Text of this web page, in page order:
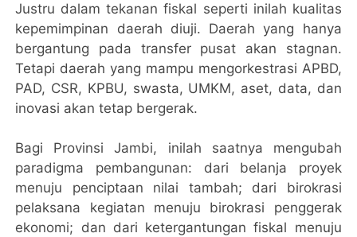
Justru dalam tekanan fiskal seperti inilah kualitas
kepemimpinan daerah diuji. Daerah yang hanya
bergantung pada transfer pusat akan stagnan.
Tetapi daerah yang mampu mengorkestrasi APBD,
PAD, CSR, KPBU, swasta, UMKM, aset, data, dan
inovasi akan tetap bergerak.
Bagi Provinsi Jambi, inilah saatnya mengubah
paradigma pembangunan: dari belanja proyek
menuju penciptaan nilai tambah; dari birokrasi
pelaksana kegiatan menuju birokrasi penggerak
ekonomi; dan dari ketergantungan fiskal menuju